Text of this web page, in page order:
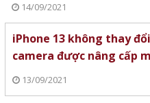
14/09/2021
iPhone 13 không thay
camera được nâng cấp
13/09/2021